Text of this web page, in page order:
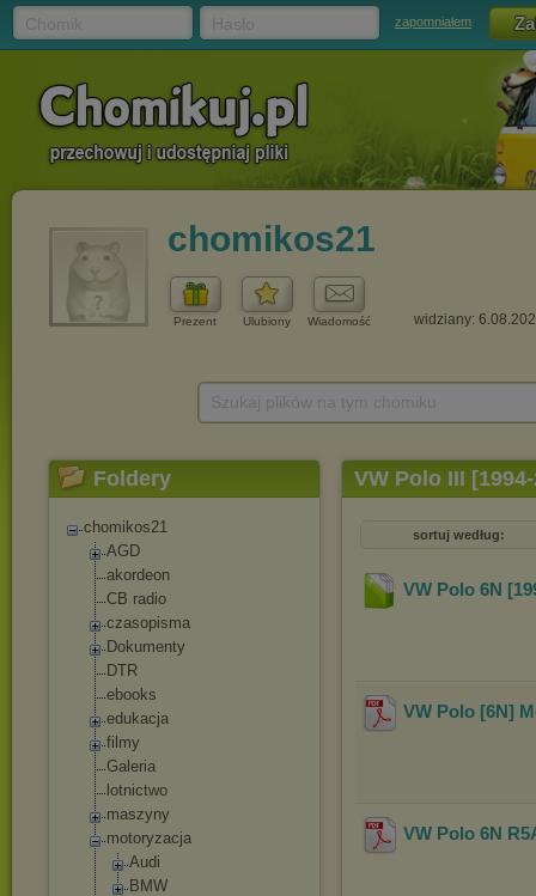
zapomniałem
chomikos21
Prezent Ulubiony Wiadomość widziany:
Foldery
chomikos21
AGD
akordeon
CB radio
czasopisma
Dokumenty
DTR
ebooks
edukacja
filmy
Galeria
lotnictwo
maszyny
motoryzacja
Audi
BMW
VW Polo III
sortuj według:
VW Polo 6N
VW Polo [6N]
VW Polo 6N